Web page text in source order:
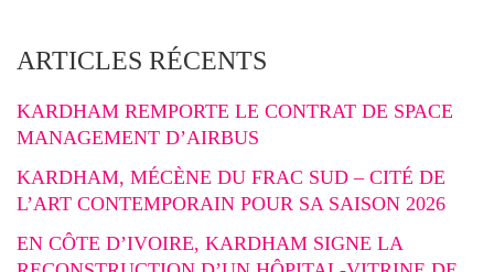
ARTICLES RÉCENTS
KARDHAM REMPORTE LE CONTRAT DE SPACE
MANAGEMENT D’AIRBUS
KARDHAM, MÉCÈNE DU FRAC SUD – CITÉ DE
L’ART CONTEMPORAIN POUR SA SAISON 2026
EN CÔTE D’IVOIRE, KARDHAM SIGNE LA